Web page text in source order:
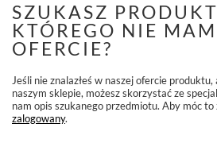
SZUKASZ
KTÓREGO NIE
OFERCIE?
Jeśli nie znalazłeś w naszej ofercie produktu,
naszym sklepie, możesz skorzystać ze
nam opis szukanego przedmiotu. Aby móc to
zalogowany.